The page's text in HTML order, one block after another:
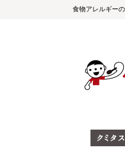
食物アレルギー